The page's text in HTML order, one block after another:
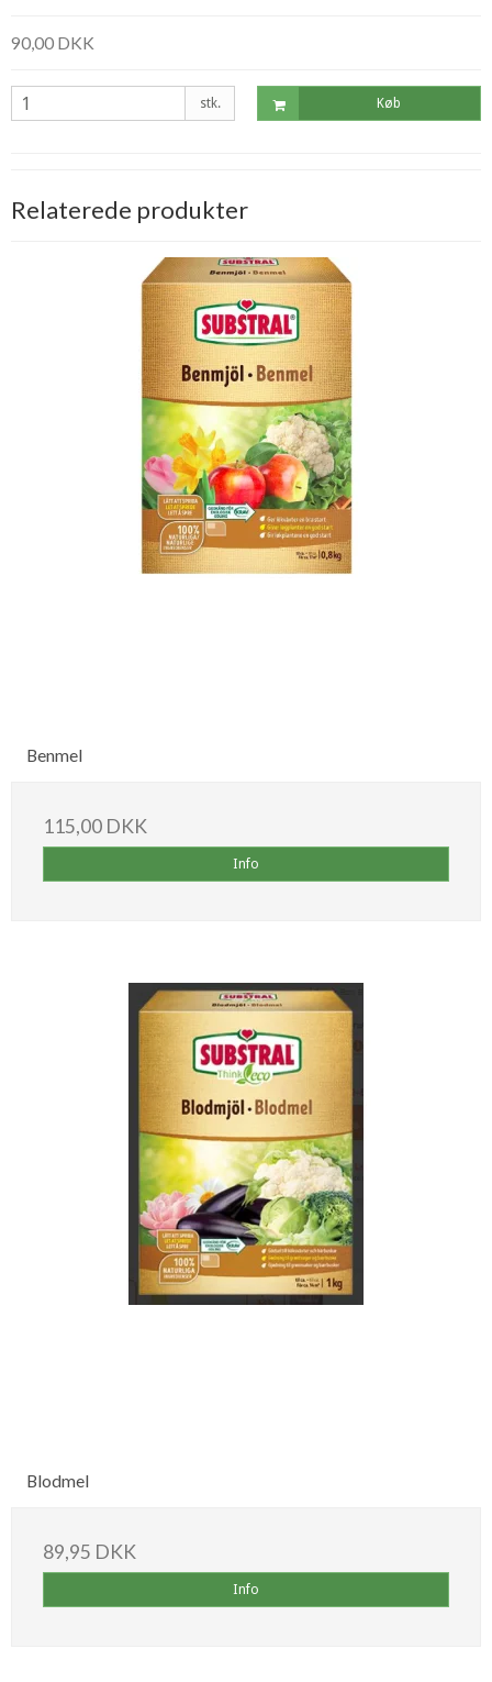
90,00 DKK
stk. Køb
Relaterede produkter
Benmel
115,00 DKK
Info
Blodmel
89,95 DKK
Info